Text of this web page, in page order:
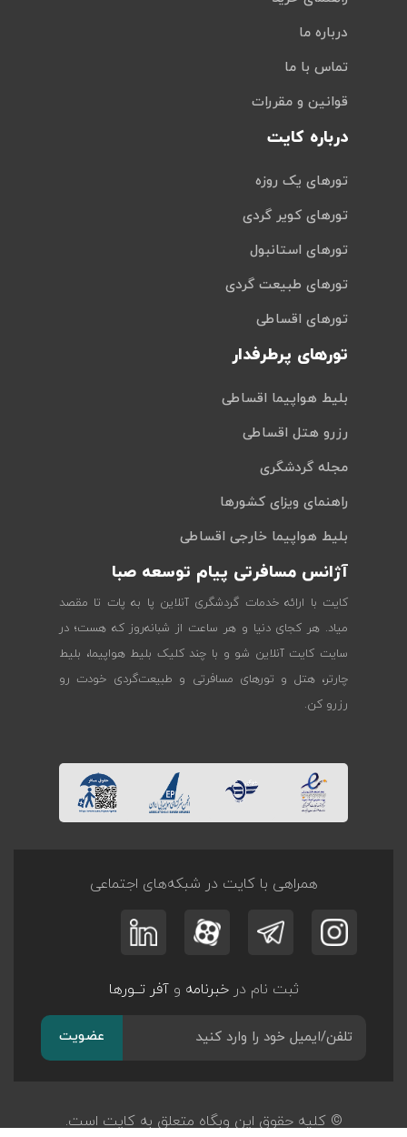
درباره ما
تماس با ما
قوانین و مقررات
درباره کایت
تورهای یک روزه
تورهای کویر گردی
تورهای استانبول
تورهای طبیعت گردی
تورهای اقساطی
تورهای پرطرفدار
بلیط هواپیما اقساطی
رزرو هتل اقساطی
مجله گردشگری
راهنمای ویزای کشورها
بلیط هواپیما خارجی اقساطی
آژانس مسافرتی پیام توسعه صبا
کایت با ارائه خدمات گردشگری آنلاین پا به پات تا مقصد
میاد. هر کجای دنیا و هر ساعت از شبانه‌روز که هست؛ در
سایت کایت آنلاین شو و با چند کلیک بلیط هواپیما، بلیط
چارتر، هتل و تورهای مسافرتی و طبیعت‌گردی خودت رو
رزرو کن.
همراهی با کایت در شبکه‌های اجتماعی
ثبت نام درخبرنامه وآفر تــورها
عضویت
© کلیه حقوق این وبگاه متعلق به کایت است.